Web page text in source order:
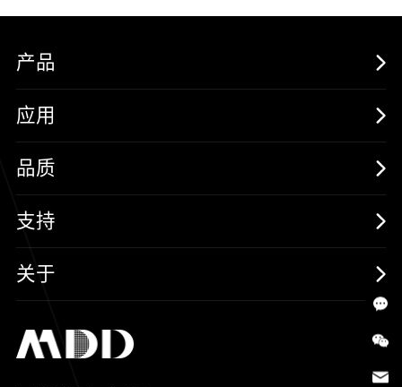
产品
MOSFETs
保护器件
三极管
SiC
IC
应用
消费电子
汽车电子
新能源
智能家居
品质
可靠性实验室
质量与环境
其他信息(PCN)
支持
样品与支持
关于